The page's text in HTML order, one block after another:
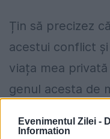
Evenimentul Zilei -
Information
Țin să precizez
acestui conflict
viața mea
genul acesta de
provocărilor
voi da curs!